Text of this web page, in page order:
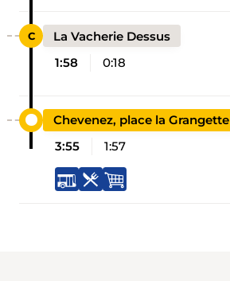
La Vacherie Dessus
1:58
0:18
Chevenez, place la Grangette
3:55
1:57